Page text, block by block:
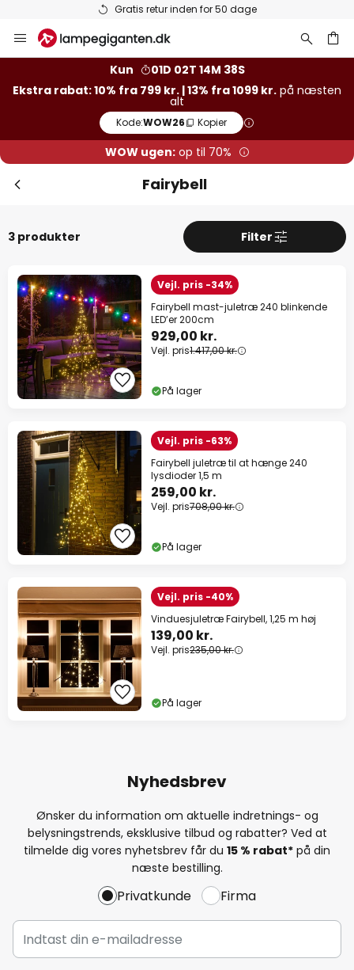
Gratis retur inden for 50 dage
to
Kun
01D 02T 14M 38S
Ekstra rabat: 10% fra 799 kr. | 13% fra 1099 kr. på næsten
alt
Kode:WOW26 Kopier
WOW ugen:op til 70%
Fairybell
3 produkter Filter
Vejl. pris -34%
Fairybell mast-juletræ 240 blinkende
LED’er 200cm
929,00 kr.
Vejl. pris1.417,00 kr.
På lager
Vejl. pris -63%
Fairybell juletræ til at hænge 240
lysdioder 1,5 m
259,00 kr.
Vejl. pris708,00 kr.
På lager
Vejl. pris -40%
Vinduesjuletræ Fairybell, 1,25 m høj
139,00 kr.
Vejl. pris235,00 kr.
På lager
Nyhedsbrev
Ønsker du information om aktuelle indretnings- og
belysningstrends, eksklusive tilbud og rabatter? Ved at
tilmelde dig vores nyhetsbrev får du 15 % rabat* på din
næste bestilling.
Privatkunde Firma